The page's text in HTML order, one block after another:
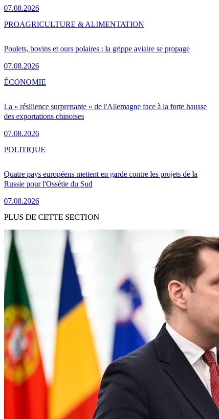
07.08.2026
Poulets, bovins et ours polaires : la grippe aviaire se propage
07.08.2026
PROAGRICULTURE & ALIMENTATION
La « résilience surprenante » de l'Allemagne face à la forte hausse
des exportations chinoises
07.08.2026
ÉCONOMIE
Quatre pays européens mettent en garde contre les projets de la
Russie pour l'Ossétie du Sud
07.08.2026
POLITIQUE
PLUS DE CETTE SECTION